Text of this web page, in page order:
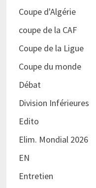
Coupe d'Algérie
coupe de la CAF
Coupe de la Ligue
Coupe du monde
Débat
Division Inférieures
Edito
Elim. Mondial 2026
EN
Entretien